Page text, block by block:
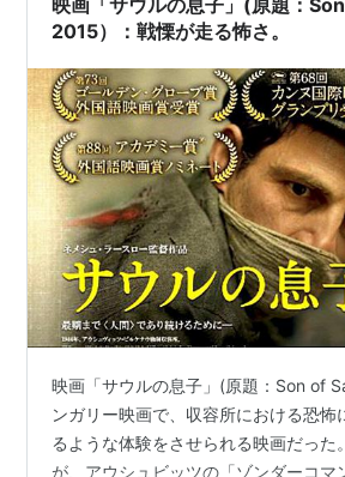
2015）：戦慄が走る怖さ。
映画「サウルの息子」(原題：Son of
ンガリー映画で、収容所における恐怖
るような体験をさせられる映画だった
が、アウシュビッツの「ゾンダーコマ